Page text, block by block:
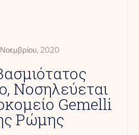
2020
Νοσηλεύεται
Gemelli
Ρώμης